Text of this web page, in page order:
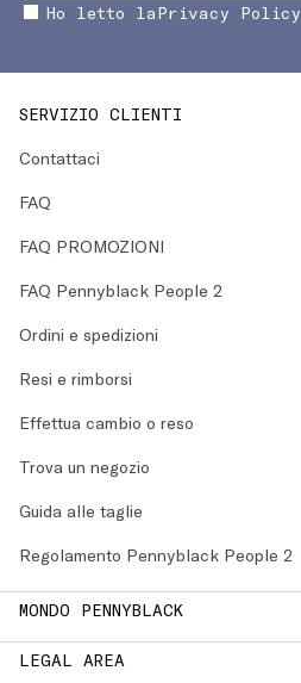
Ho letto laPrivacy Policy
SERVIZIO CLIENTI
Contattaci
FAQ
FAQ PROMOZIONI
FAQ Pennyblack People 2
Ordini e spedizioni
Resi e rimborsi
Effettua cambio o reso
Trova un negozio
Guida alle taglie
Regolamento Pennyblack People 2
MONDO PENNYBLACK
LEGAL AREA